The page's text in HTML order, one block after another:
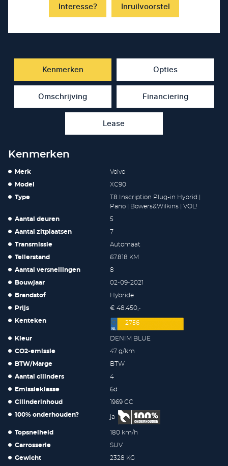
Interesse? Inruilvoorstel
Kenmerken Opties
Omschrijving Financiering
Lease
Kenmerken
Merk Volvo
Model XC90
Type
T8 Inscription Plug-in Hybrid |
Pano | Bowers&Wilkins | VOL!
Aantal deuren 5
Aantal zitplaatsen 7
Transmissie Automaat
Tellerstand 67.818 KM
Aantal versnellingen 8
Bouwjaar 02-09-2021
Brandstof Hybride
Prijs € 48.450,-
Kenteken 2756
Kleur DENIM BLUE
CO2-emissie 47 g/km
BTW/Marge BTW
Aantal cilinders 4
Emissieklasse 6d
Cilinderinhoud 1969 CC
100% onderhouden? ja
Topsnelheid 180 km/h
Carrosserie SUV
Gewicht 2328 KG